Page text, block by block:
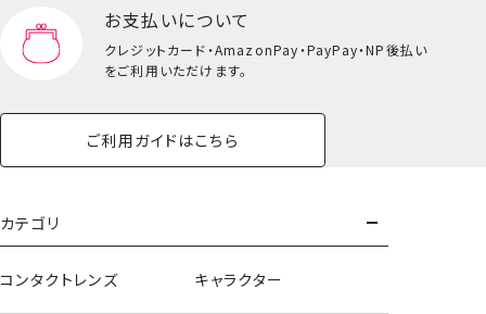
お支払いについて
クレジットカード・AmazonPay・PayPay・NP後払い
をご利用いただけます。
ご利用ガイドはこちら
カテゴリ
コンタクトレンズ キャラクター